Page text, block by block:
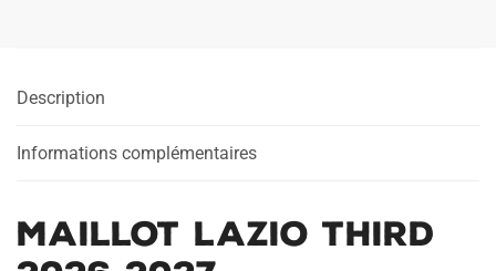
Description
Informations complémentaires
Maillot Lazio Third